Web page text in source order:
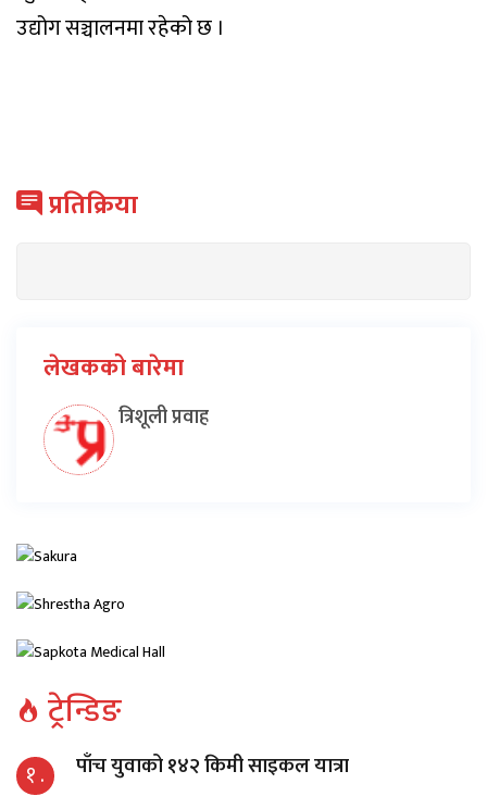
उद्योग सञ्चालनमा रहेको छ ।
प्रतिक्रिया
लेखकको बारेमा
त्रिशूली प्रवाह
ट्रेन्डिङ
१ . पाँच युवाको १४२ किमी साइकल यात्रा